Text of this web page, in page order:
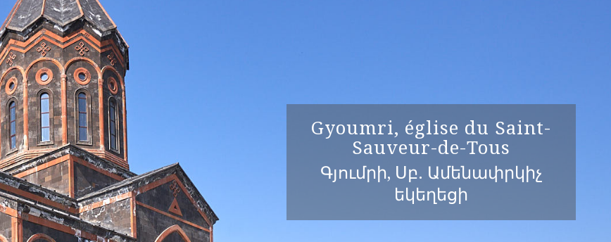
Gyoumri, église du Saint-
Sauveur-de-Tous
Գյումրի, Սբ. Ամենափրկիչ
եկեղեցի